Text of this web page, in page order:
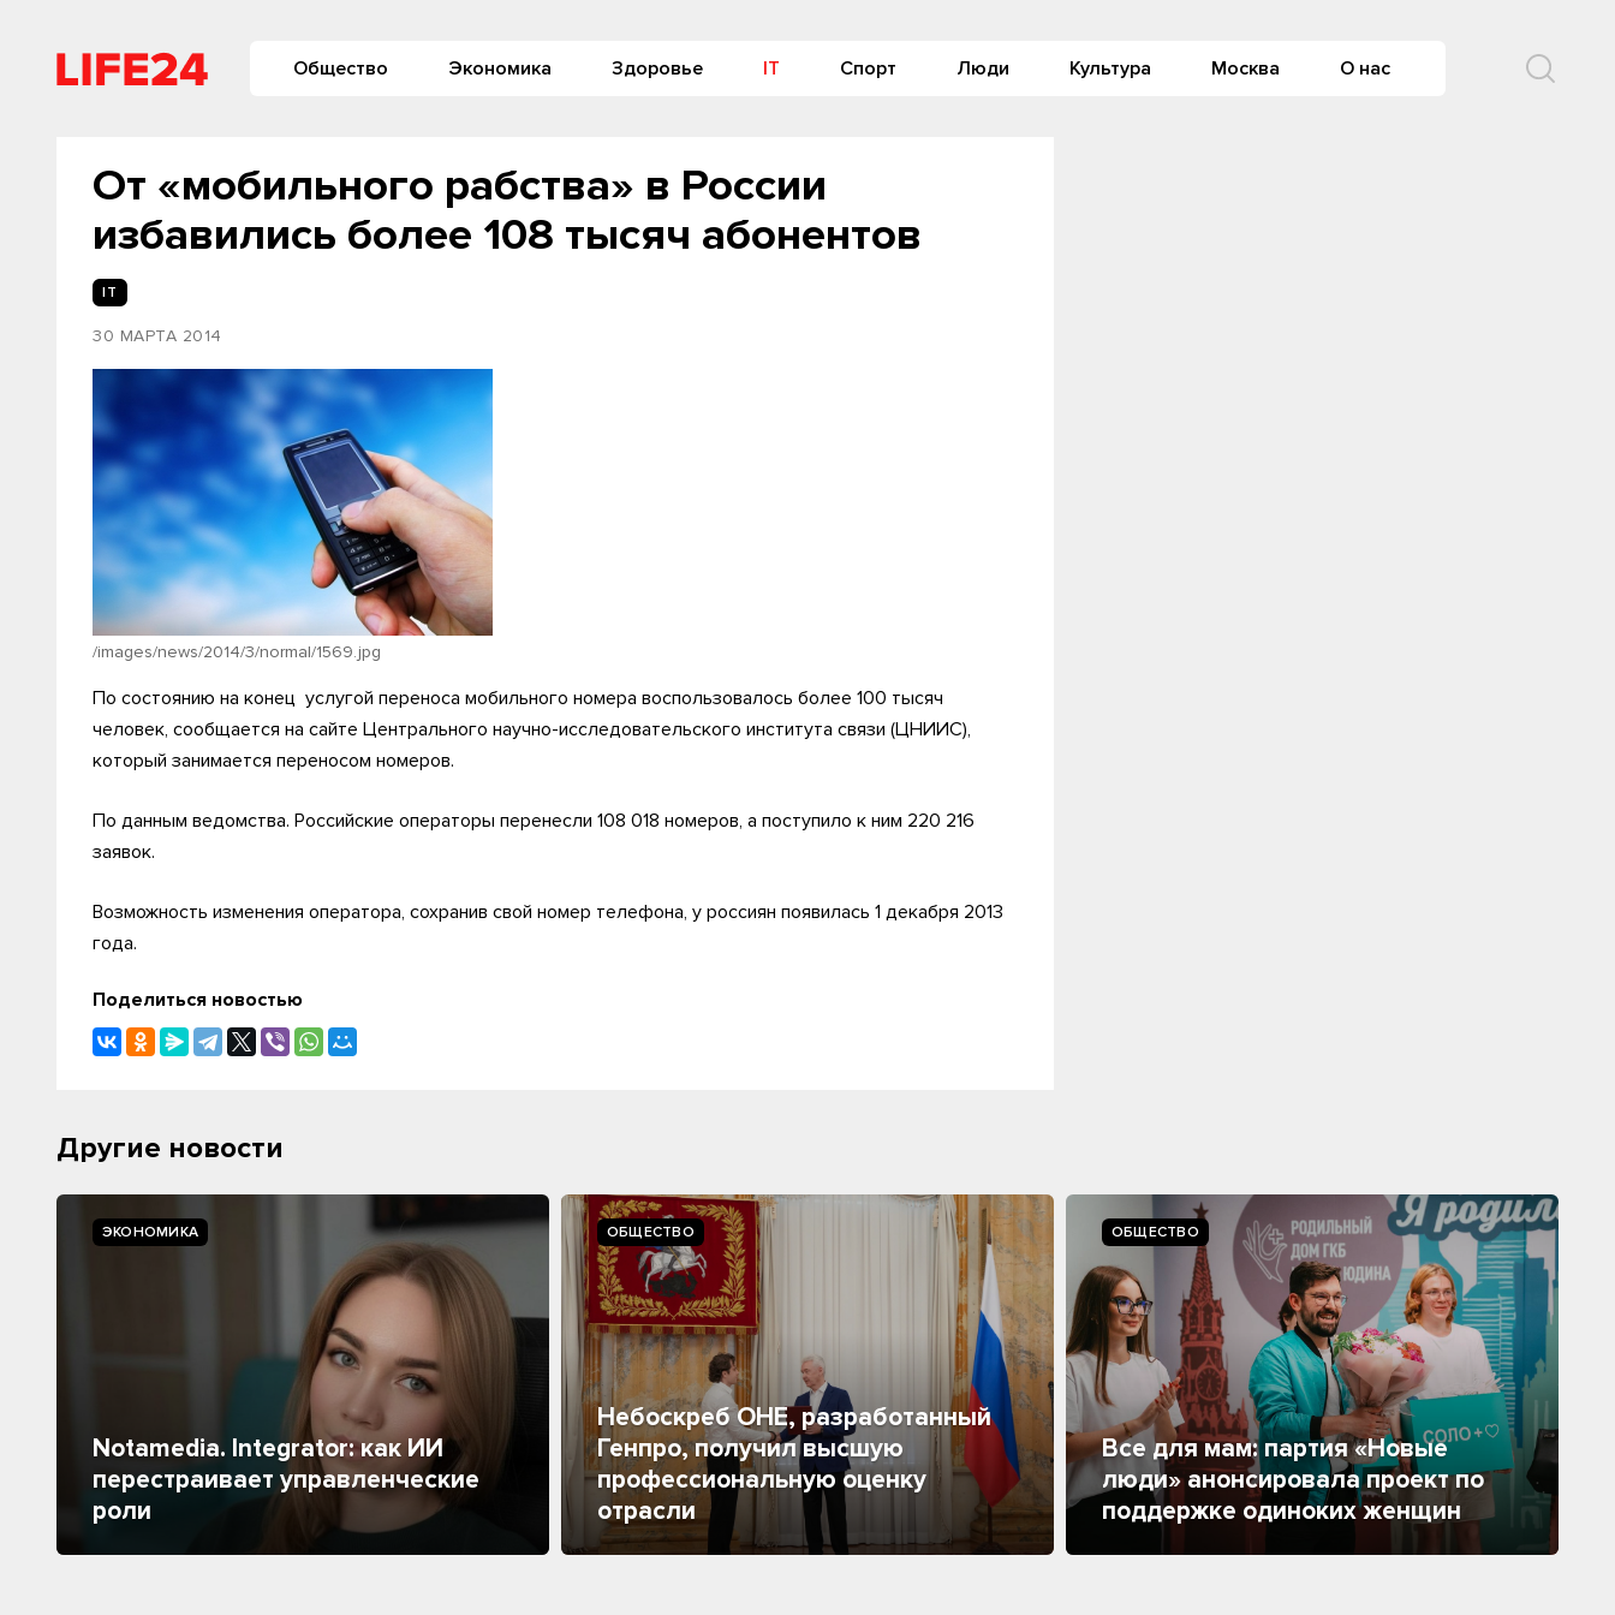
Общество Экономика Здоровье IT Спорт Люди Культура Москва О нас
От «мобильного рабства» в России
избавились более 108 тысяч абонентов
IT
30 МАРТА 2014
/images/news/2014/3/normal/1569.jpg
По состоянию на конец услугой переноса мобильного номера воспользовалось более 100 тысяч
человек, сообщается на сайте Центрального научно-исследовательского института связи (ЦНИИС),
который занимается переносом номеров.
По данным ведомства. Российские операторы перенесли 108 018 номеров, а поступило к ним 220 216
заявок.
Возможность изменения оператора, сохранив свой номер телефона, у россиян появилась 1 декабря 2013
года.
Поделиться новостью
Другие новости
ЭКОНОМИКА
Notamedia. Integrator: как ИИ
перестраивает управленческие
роли
ОБЩЕСТВО
Небоскреб ОНЕ, разработанный
Генпро, получил высшую
профессиональную оценку
отрасли
ОБЩЕСТВО
Все для мам: партия «Новые
люди» анонсировала проект по
поддержке одиноких женщин